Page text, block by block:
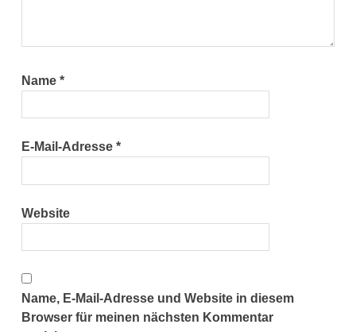
Name*
E-Mail-Adresse*
Website
Name, E-Mail-Adresse und Website in diesem
Browser für meinen nächsten Kommentar